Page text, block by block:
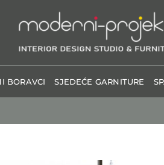
BORAVCI SJEDEĆE GARNITURE